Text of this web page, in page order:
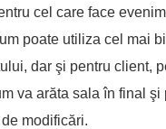
cel care face
poate utiliza cel mai
dar şi pentru client,
va arăta sala în final şi
modificări.